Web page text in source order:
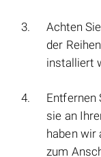
Achten
der
installiert
Entfernen
sie an
haben wir
zum